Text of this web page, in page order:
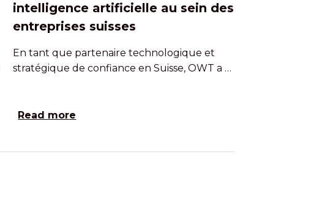
intelligence artificielle au sein des
entreprises suisses
En tant que partenaire technologique et
stratégique de confiance en Suisse, OWT a …
Read more